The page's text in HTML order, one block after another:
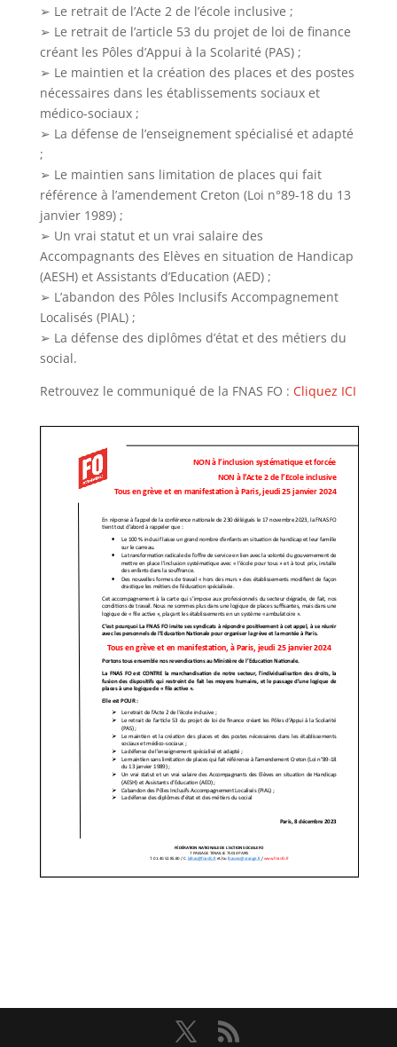
➢ Le retrait de l’Acte 2 de l’école inclusive ;
➢ Le retrait de l’article 53 du projet de loi de finance
créant les Pôles d’Appui à la Scolarité (PAS) ;
➢ Le maintien et la création des places et des postes
nécessaires dans les établissements sociaux et
médico-sociaux ;
➢ La défense de l’enseignement spécialisé et adapté
;
➢ Le maintien sans limitation de places qui fait
référence à l’amendement Creton (Loi n°89-18 du 13
janvier 1989) ;
➢ Un vrai statut et un vrai salaire des
Accompagnants des Elèves en situation de Handicap
(AESH) et Assistants d’Education (AED) ;
➢ L’abandon des Pôles Inclusifs Accompagnement
Localisés (PIAL) ;
➢ La défense des diplômes d’état et des métiers du
social.
Retrouvez le communiqué de la FNAS FO : Cliquez ICI